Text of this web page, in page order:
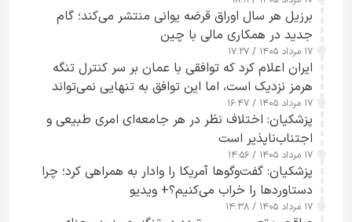
برزیل هر سال اوراق قرضه یوانی منتشر می‌کند؛ گام
جدید در همکاری مالی با چین
۱۷ مرداد ۱۴۰۵ / ۱۷:۲۷
ایران اعلام کرد که توافقی با عمان بر سر کنترل تنگه
هرمز نزدیک است، اما این توافق به تنهایی نمی‌تواند
آبراه را آزاد کند
۱۷ مرداد ۱۴۰۵ / ۱۶:۴۷
پزشکیان: اختلاف نظر در هر جامعه‌ای امری طبیعی و
اجتناب‌ناپذیر است
۱۷ مرداد ۱۴۰۵ / ۱۴:۵۶
پزشکیان: گفت‌وگوها آمریکا را وادار به همراهی کرد؛ چرا
دستاوردها را خراب می‌کنیم؟+ ویدیو
۱۷ مرداد ۱۴۰۵ / ۱۴:۳۸